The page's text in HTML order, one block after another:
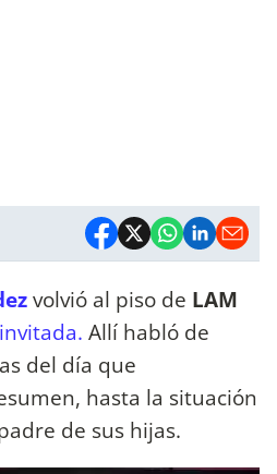
volvió al piso de LAM
Allí habló de
del día que
hasta la situación
de sus hijas.